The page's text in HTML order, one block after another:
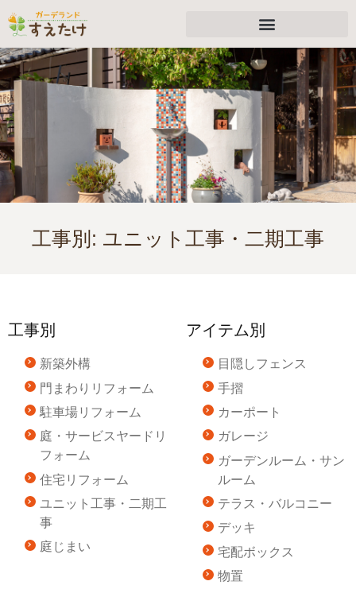
工事別: ユニット工事・二期工事
工事別
新築外構
門まわりリフォーム
駐車場リフォーム
庭・サービスヤードリ
フォーム
住宅リフォーム
ユニット工事・二期工
事
庭じまい
アイテム別
目隠しフェンス
手摺
カーポート
ガレージ
ガーデンルーム・サン
ルーム
テラス・バルコニー
デッキ
宅配ボックス
物置